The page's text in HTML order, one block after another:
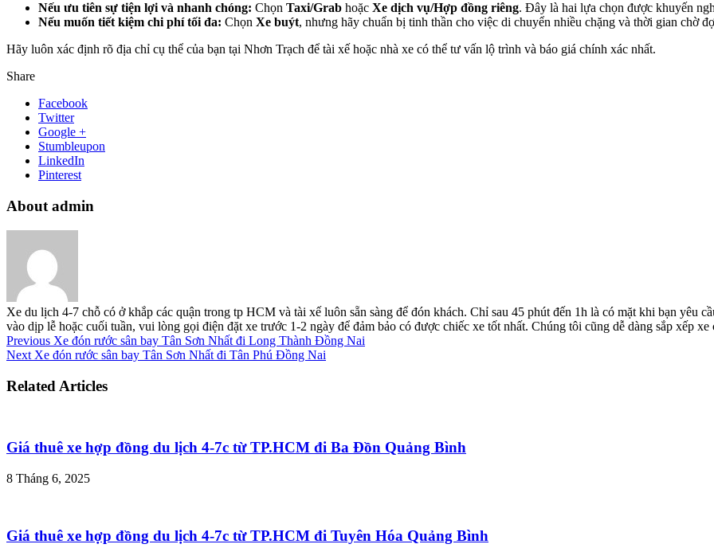
Nếu ưu tiên sự tiện lợi và nhanh chóng: Chọn Taxi/Grab hoặc Xe dịch vụ/Hợp đồng riêng. Đây là hai lựa chọn được khuyến
Nếu muốn tiết kiệm chi phí tối đa: Chọn Xe buýt, nhưng hãy chuẩn bị tinh thần cho việc di chuyển nhiều chặng và thời gian chờ
Hãy luôn xác định rõ địa chỉ cụ thể của bạn tại Nhơn Trạch để tài xế hoặc nhà xe có thể tư vấn lộ trình và báo giá chính xác nhất.
Share
Facebook
Twitter
Google +
Stumbleupon
LinkedIn
Pinterest
About admin
Xe du lịch 4-7 chỗ có ở khắp các quận trong tp HCM và tài xế luôn sẵn sàng để đón khách. Chỉ sau 45 phút đến 1h là có mặt khi bạn yêu
vào dịp lễ hoặc cuối tuần, vui lòng gọi điện đặt xe trước 1-2 ngày để đảm bảo có được chiếc xe tốt nhất. Chúng tôi cũng dễ dàng sắp xếp xe
Previous Xe đón rước sân bay Tân Sơn Nhất đi Long Thành Đồng Nai
Next Xe đón rước sân bay Tân Sơn Nhất đi Tân Phú Đồng Nai
Related Articles
Giá thuê xe hợp đồng du lịch 4-7c từ TP.HCM đi Ba Đồn Quảng Bình
8 Tháng 6, 2025
Giá thuê xe hợp đồng du lịch 4-7c từ TP.HCM đi Tuyên Hóa Quảng Bình